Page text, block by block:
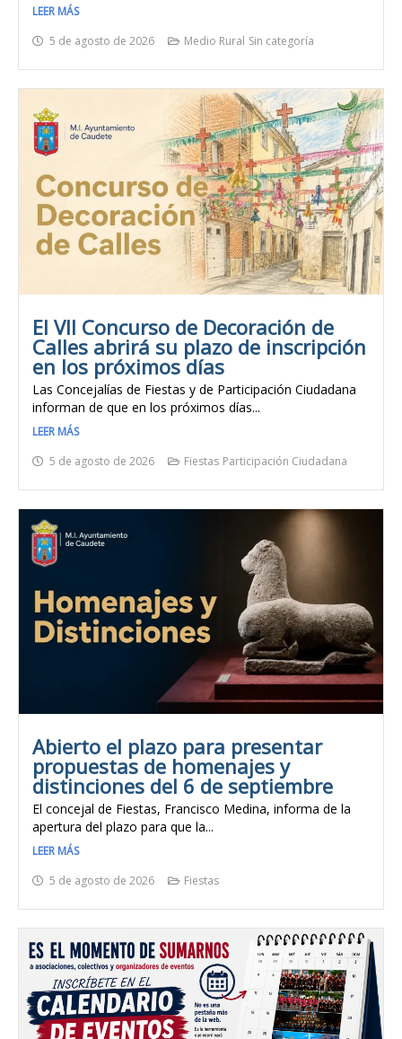
LEER MÁS
5 de agosto de 2026
Medio Rural Sin categoría
El VII Concurso de Decoración de
Calles abrirá su plazo de inscripción
en los próximos días
Las Concejalías de Fiestas y de Participación Ciudadana
informan de que en los próximos días...
LEER MÁS
5 de agosto de 2026
Fiestas Participación Ciudadana
Abierto el plazo para presentar
propuestas de homenajes y
distinciones del 6 de septiembre
El concejal de Fiestas, Francisco Medina, informa de la
apertura del plazo para que la...
LEER MÁS
5 de agosto de 2026
Fiestas